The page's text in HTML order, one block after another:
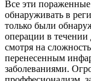
Все эти
обнаруживать в
только были
операции в течении
смотря на
перенесенным
заболеваниями.